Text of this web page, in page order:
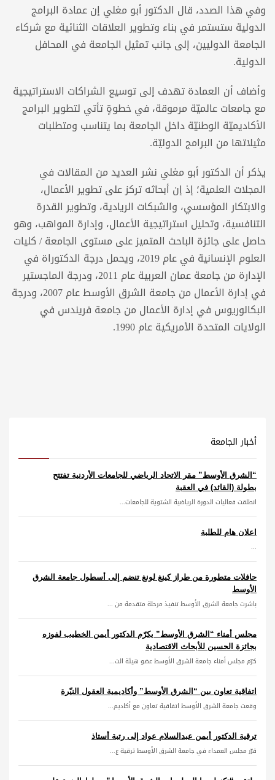
وفي هذا الصدد، قال الدكتور أبو مغلي إن عمادة البرامج
الدولية ستستمر في بناء وتطوير العلاقات الثنائية مع شركاء
الجامعة الدوليين، إلى جانب تمثيل الجامعة في المحافل
الدولية.
وأضاف أن العمادة تهدف إلى توسيع الشراكات الاستراتيجية
مع جامعات عالميّة مرموقة، في خطوةٍ تأتي لتطوير البرامج
الأكاديميّة الوطنيّة داخل الجامعة بما يتناسب ومتطلبات
مثيلاتها من البرامج الدوليّة.
يذكر أن الدكتور أبو مغلي نشر العديد من المقالات في
المجلات العلمية؛ إذ إن أبحاثه تركز على تطوير الأعمال،
والابتكار المؤسسي، والشبكات الريادية، وتطوير القدرة
التنافسية، وتحليل استراتيجية الأعمال، وإدارة المواهب، وهو
حاصل على جائزة الباحث المتميز على مستوى الجامعة / كليات
العلوم الإنسانية في عام 2019، ويحمل درجة الدكتوراة في
الإدارة من جامعة عمان العربية عام 2011، ودرجة الماجستير
في إدارة الأعمال من جامعة الشرق الأوسط عام 2007، ودرجة
البكالوريوس في إدارة الأعمال من جامعة فريندس في
الولايات المتحدة الأمريكية عام 1990.
أخبار الجامعة
“الشرق الأوسط” مقر الاتحاد الرياضي للجامعات الأردنية تفتتح
بطولة (القائد) في العقبة
انطلقت فعاليات الدورة الرياضية الشتوية للجامعات...
اعلان هام للطلبة
...
حافلات متطورة من طراز كينغ لونغ تنضم إلى أسطول جامعة الشرق
الأوسط
باشرت جامعة الشرق الأوسط تنفيذ مرحلة متقدمة من ...
مجلس أمناء “الشرق الأوسط” يكرّم الدكتور أيمن الخطيب لفوزه
بجائزة الحسين للأبحاث الاقتصادية
كرّم مجلس أمناء جامعة الشرق الأوسط عضو هيئة الت...
اتفاقية تعاون بين “الشرق الأوسط” وأكاديمية العقول النيّرة
وقعت جامعة الشرق الأوسط اتفاقية تعاون مع أكاديم...
ترقية الدكتور أيمن عبدالسلام عواد إلى رتبة أستاذ
قرّر مجلس العمداء في جامعة الشرق الأوسط ترقية ع...